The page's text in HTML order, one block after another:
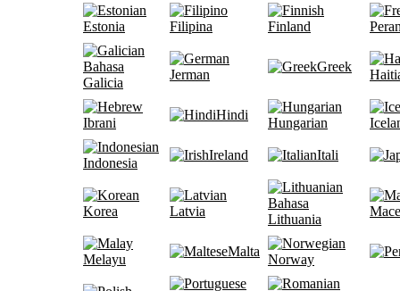
Estonia Filipina Finland
Bahasa
Galicia
Jerman
Greek
Ibrani
Hindi
Hungarian
Indonesia
Ireland Itali
Korea Latvia
Bahasa
Lithuania
Melayu
Malta
Norway